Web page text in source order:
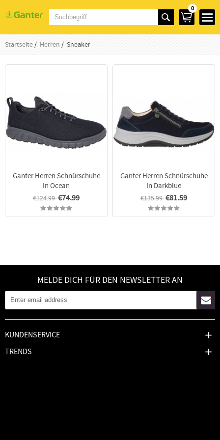
0
Startseite / Herren / Sneaker
Ganter Herren Schnürschuhe
In Ocean
€124.99€74.99
Ganter Herren Schnürschuhe
In Darkblue
€135.99€81.59
MELDE DICH FÜR DEN NEWSLETTER AN
KUNDENSERVICE
TRENDS